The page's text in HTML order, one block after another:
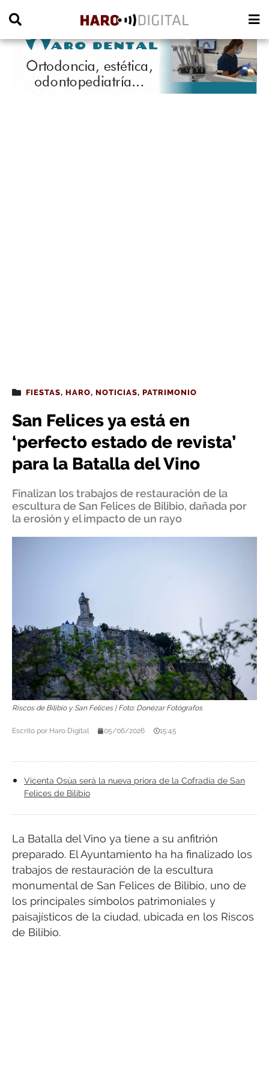
FIESTAS, HARO, NOTICIAS, PATRIMONIO
San Felices ya está en
‘perfecto estado de revista’
para la Batalla del Vino
Finalizan los trabajos de restauración de la
escultura de San Felices de Bilibio, dañada por
la erosión y el impacto de un rayo
Riscos de Bilibio y San Felices | Foto: Donézar Fotógrafos
Escrito por Haro Digital 05/06/2026 15:45
Vicenta Osúa será la nueva priora de la Cofradía de San
Felices de Bilibio
La Batalla del Vino ya tiene a su anfitrión
preparado. El Ayuntamiento ha ha finalizado los
trabajos de restauración de la escultura
monumental de San Felices de Bilibio, uno de
los principales símbolos patrimoniales y
paisajísticos de la ciudad, ubicada en los Riscos
de Bilibio.